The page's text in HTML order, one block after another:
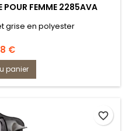
POUR FEMME 2285AVA
grise en polyester
€
panier
favorite_border